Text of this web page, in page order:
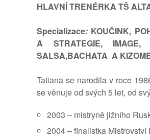
HLAVNÍ TRENÉRKA TŠ
Specializace: KOUČINK,
A STRATEGIE, IMAGE,
SALSA,BACHATA A
Tatiana se narodila v roce
se věnuje od svých 5 let, od
2003 – mistryně jižního
2004 – finalistka